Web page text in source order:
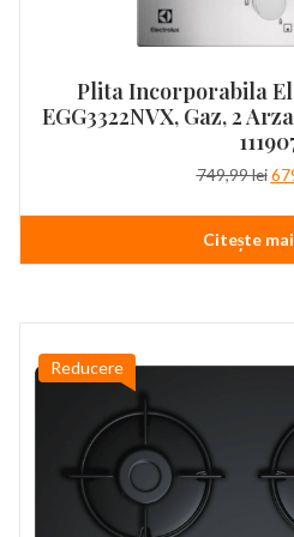
Plita Incorporabila
EGG3322NVX, Gaz, 2
749,99lei
a
Citește
Reducere